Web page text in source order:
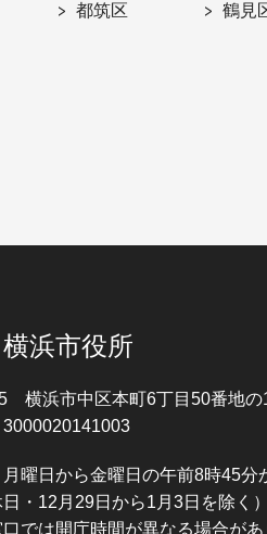
都筑区 鶴見
横浜市役所
横浜市中区本町6丁目50番地の
月曜日から金曜日の午前8時45分
日・12月29日から1月3日を除く）
では開庁時間が異なる場合があ